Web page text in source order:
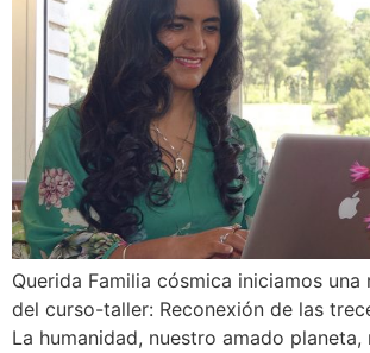
Querida Familia cósmica iniciamos una
del curso-taller: Reconexión de las
La humanidad, nuestro amado planeta,